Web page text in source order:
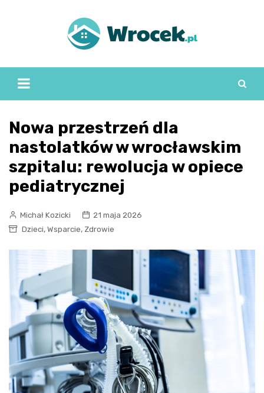
Nowa przestrzeń dla
nastolatków w wrocławskim
szpitalu: rewolucja w opiece
pediatrycznej
Michał Kozicki
21 maja 2026
Dzieci, Wsparcie, Zdrowie